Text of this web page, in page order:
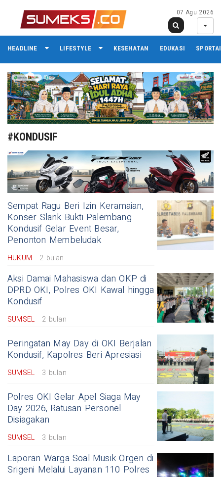
07 Agu 2026
HEADLINE LIFESTYLE KESEHATAN EDUKASI
#KONDUSIF
Sempat Ragu Beri Izin Keramaian,
Konser Slank Bukti Palembang
Kondusif Gelar Event Besar,
Penonton Membeludak
HUKUM 2 bulan
Aksi Damai Mahasiswa dan OKP di
DPRD OKI, Polres OKI Kawal hingga
Kondusif
SUMSEL 2 bulan
Peringatan May Day di OKI Berjalan
Kondusif, Kapolres Beri Apresiasi
SUMSEL 3 bulan
Polres OKI Gelar Apel Siaga May
Day 2026, Ratusan Personel
Disiagakan
SUMSEL 3 bulan
Laporan Warga Soal Musik Orgen di
Srigeni Melalui Layanan 110 Polres